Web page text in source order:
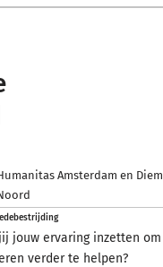
Amsterdam en
jouw ervaring inzetten om
verder te helpen?